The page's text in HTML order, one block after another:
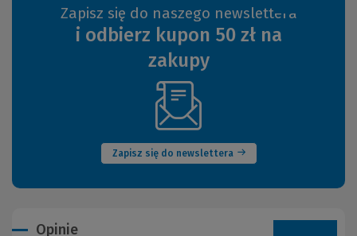
Zapisz się do naszego newslettera
i odbierz kupon 50 zł na
zakupy
Zapisz się do newslettera
(Nowe
okno)
Opinie